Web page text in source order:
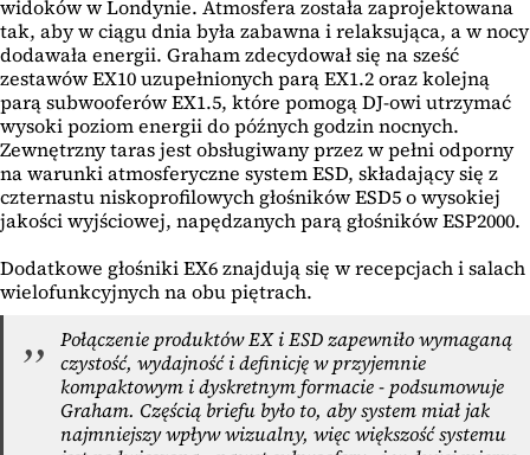
widoków w Londynie. Atmosfera została zaprojektowana
tak, aby w ciągu dnia była zabawna i relaksująca, a w nocy
dodawała energii. Graham zdecydował się na sześć
zestawów EX10 uzupełnionych parą EX1.2 oraz kolejną
parą subwooferów EX1.5, które pomogą DJ-owi utrzymać
wysoki poziom energii do późnych godzin nocnych.
Zewnętrzny taras jest obsługiwany przez w pełni odporny
na warunki atmosferyczne system ESD, składający się z
czternastu niskoprofilowych głośników ESD5 o wysokiej
jakości wyjściowej, napędzanych parą głośników ESP2000.
Dodatkowe głośniki EX6 znajdują się w recepcjach i salach
wielofunkcyjnych na obu piętrach.
Połączenie produktów EX i ESD zapewniło wymaganą
czystość, wydajność i definicję w przyjemnie
kompaktowym i dyskretnym formacie - podsumowuje
Graham. Częścią briefu było to, aby system miał jak
najmniejszy wpływ wizualny, więc większość systemu